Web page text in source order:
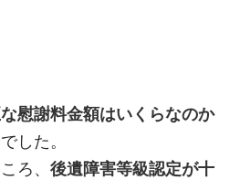
慰謝料金額はいくらなのか
した。
ろ、 後遺障害等級認定が十